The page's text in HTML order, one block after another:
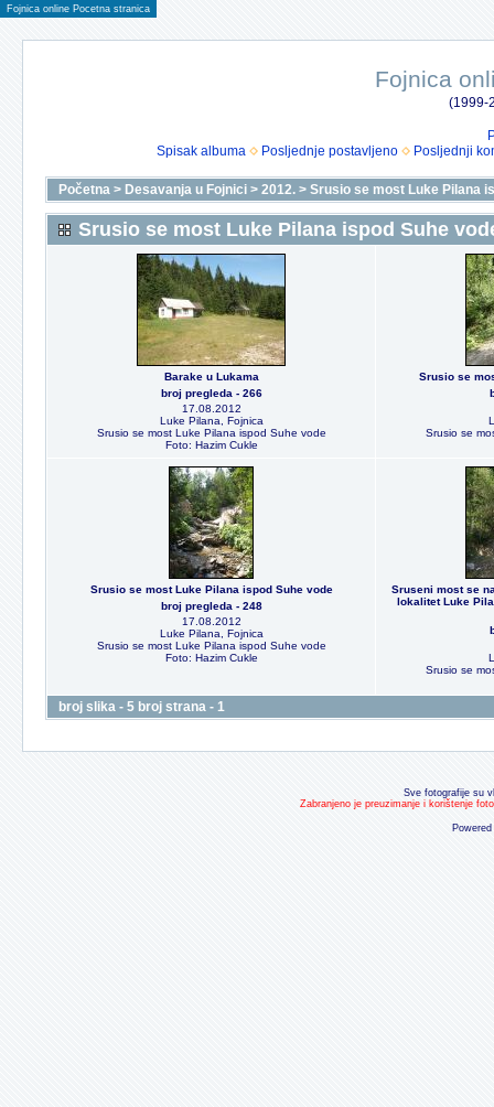
Fojnica online Pocetna stranica
Fojnica
(1999-
Spisak albuma
Posljednje postavljeno Posljednji
Početna > Desavanja u Fojnici > 2012. > Srusio se most Luke Pilana
Srusio se most Luke Pilana ispod Suhe
Barake u Lukama
broj pregleda - 266
17.08.2012
Luke Pilana, Fojnica
Srusio se most Luke Pilana ispod Suhe vode
Foto: Hazim Cukle
Srusio se
Srusio se
Srusio se most Luke Pilana ispod Suhe vode
broj pregleda - 248
17.08.2012
Luke Pilana, Fojnica
Srusio se most Luke Pilana ispod Suhe vode
Foto: Hazim Cukle
Sruseni most se
lokalitet Luke
Srusio se
broj slika - 5 broj strana - 1
Sve fotografije su
Zabranjeno je preuzimanje i korištenje